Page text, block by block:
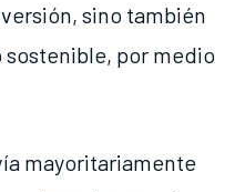
sino también
por medio
mayoritariamente